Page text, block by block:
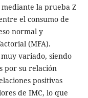
la prueba Z
el consumo de
normal y
(MFA).
variado, siendo
por su relación
positivas
de IMC, lo que